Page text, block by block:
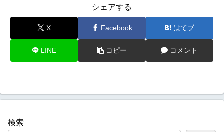
シェアする
X Facebook はてブ
LINE コピー コメント
検索